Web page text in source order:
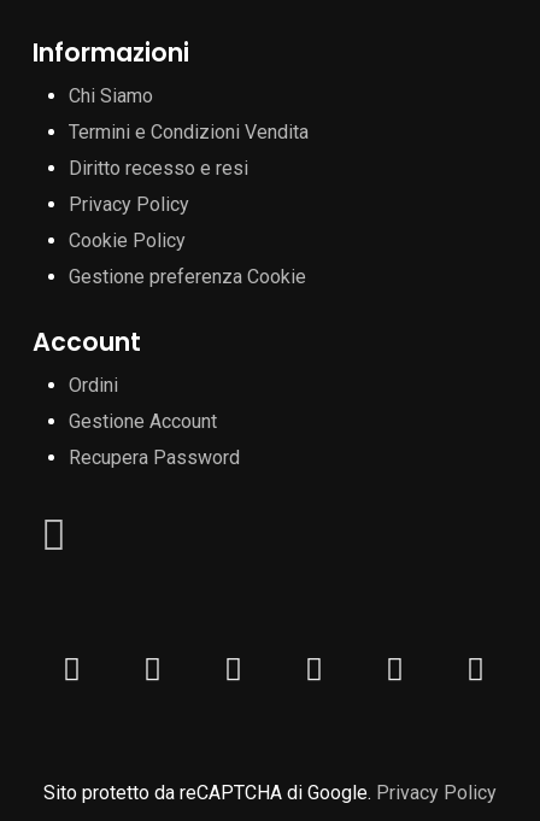
Informazioni
Chi Siamo
Termini e Condizioni Vendita
Diritto recesso e resi
Privacy Policy
Cookie Policy
Gestione preferenza Cookie
Account
Ordini
Gestione Account
Recupera Password
Sito protetto da reCAPTCHA di Google. Privacy Policy